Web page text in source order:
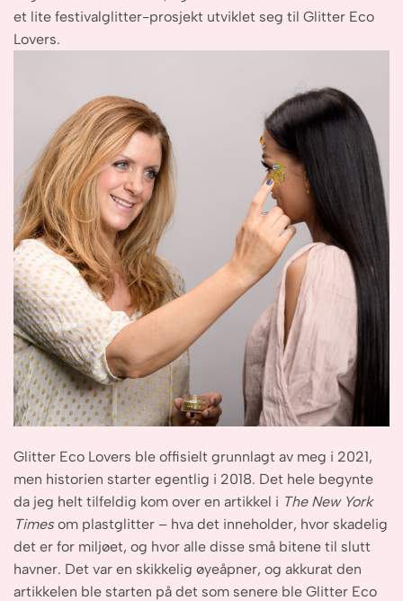
et lite festivalglitter-prosjekt utviklet seg til Glitter Eco
Lovers.
Glitter Eco Lovers ble offisielt grunnlagt av meg i 2021,
men historien starter egentlig i 2018. Det hele begynte
da jeg helt tilfeldig kom over en artikkel i The New York
Times om plastglitter – hva det inneholder, hvor skadelig
det er for miljøet, og hvor alle disse små bitene til slutt
havner. Det var en skikkelig øyeåpner, og akkurat den
artikkelen ble starten på det som senere ble Glitter Eco